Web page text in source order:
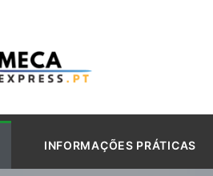
INFORMAÇÕES PRÁTICAS